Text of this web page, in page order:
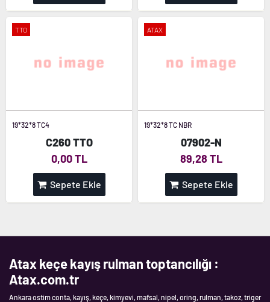
TTO
19*32*8 TC4
C260 TTO
0,00 TL
Sepete Ekle
ATAX
19*32*8 TC NBR
07902-N
89,28 TL
Sepete Ekle
Atax keçe kayış rulman toptancılığı :
Atax.com.tr
Ankara ostim conta, kayış, keçe, kimyevi, mafsal, nipel, oring, rulman, takoz, triger